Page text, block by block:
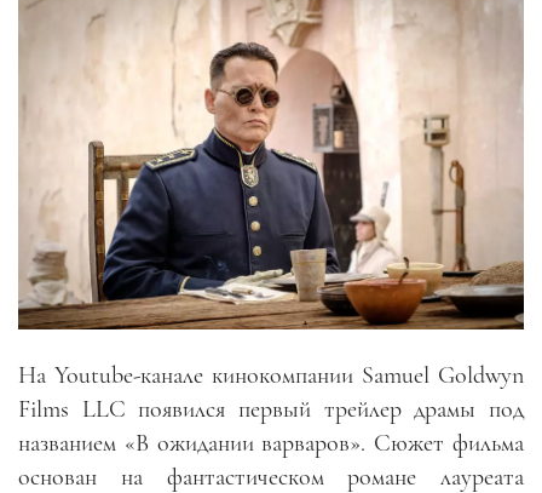
На Youtube-канале кинокомпании Samuel Goldwyn
Films LLC появился первый трейлер драмы под
названием «В ожидании варваров». Сюжет фильма
основан на фантастическом романе лауреата